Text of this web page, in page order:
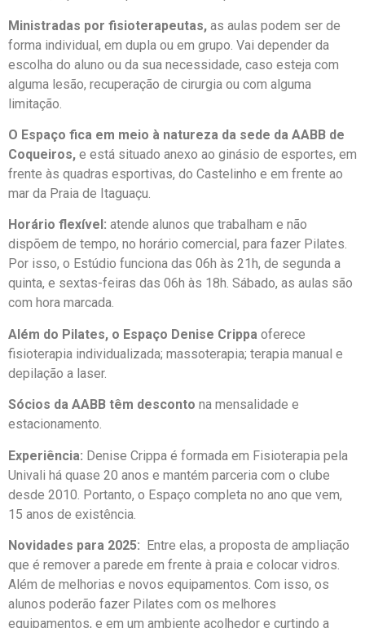
Ministradas por fisioterapeutas, as aulas podem ser de
forma individual, em dupla ou em grupo. Vai depender da
escolha do aluno ou da sua necessidade, caso esteja com
alguma lesão, recuperação de cirurgia ou com alguma
limitação.
O Espaço fica em meio à natureza da sede da AABB de
Coqueiros, e está situado anexo ao ginásio de esportes, em
frente às quadras esportivas, do Castelinho e em frente ao
mar da Praia de Itaguaçu.
Horário flexível: atende alunos que trabalham e não
dispõem de tempo, no horário comercial, para fazer Pilates.
Por isso, o Estúdio funciona das 06h às 21h, de segunda a
quinta, e sextas-feiras das 06h às 18h. Sábado, as aulas são
com hora marcada.
Além do Pilates, o Espaço Denise Crippa oferece
fisioterapia individualizada; massoterapia; terapia manual e
depilação a laser.
Sócios da AABB têm desconto na mensalidade e
estacionamento.
Experiência: Denise Crippa é formada em Fisioterapia pela
Univali há quase 20 anos e mantém parceria com o clube
desde 2010. Portanto, o Espaço completa no ano que vem,
15 anos de existência.
Novidades para 2025: Entre elas, a proposta de ampliação
que é remover a parede em frente à praia e colocar vidros.
Além de melhorias e novos equipamentos. Com isso, os
alunos poderão fazer Pilates com os melhores
equipamentos, e em um ambiente acolhedor e curtindo a